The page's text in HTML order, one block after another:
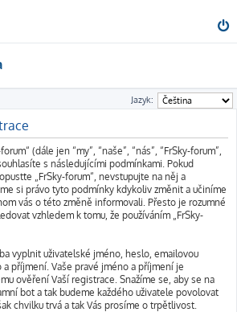
Jazyk:
(dále jen “my”, “naše”, “nás”, “FrSky-forum”,
s následujícími podmínkami. Pokud
„FrSky-forum“, nevstupujte na něj a
si právo tyto podmínky kdykoliv změnit a učiníme
vás o této změně informovali. Přesto je rozumné
vzhledem k tomu, že používáním „FrSky-
vyplnit uživatelské jméno, heslo, emailovou
a příjmení. Vaše pravé jméno a příjmení je
ověření Vaší registrace. Snažíme se, aby se na
bot a tak budeme každého uživatele povolovat
chvilku trvá a tak Vás prosíme o trpětlivost.